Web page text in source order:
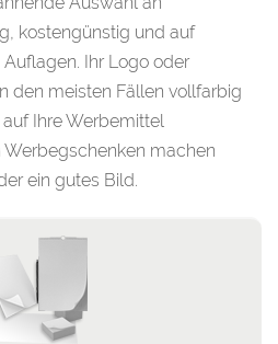
kostengünstig und auf
Ihr Logo oder
den meisten Fällen vollfarbig
Ihre Werbemittel
machen
ein gutes Bild.